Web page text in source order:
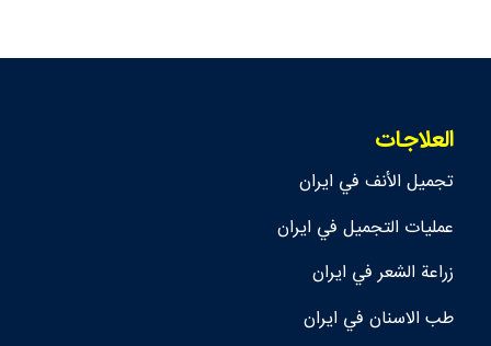
العلاجات
تجمیل الأنف في ايران
عمليات التجميل في ايران
زراعة الشعر في ايران
طب الاسنان في ايران